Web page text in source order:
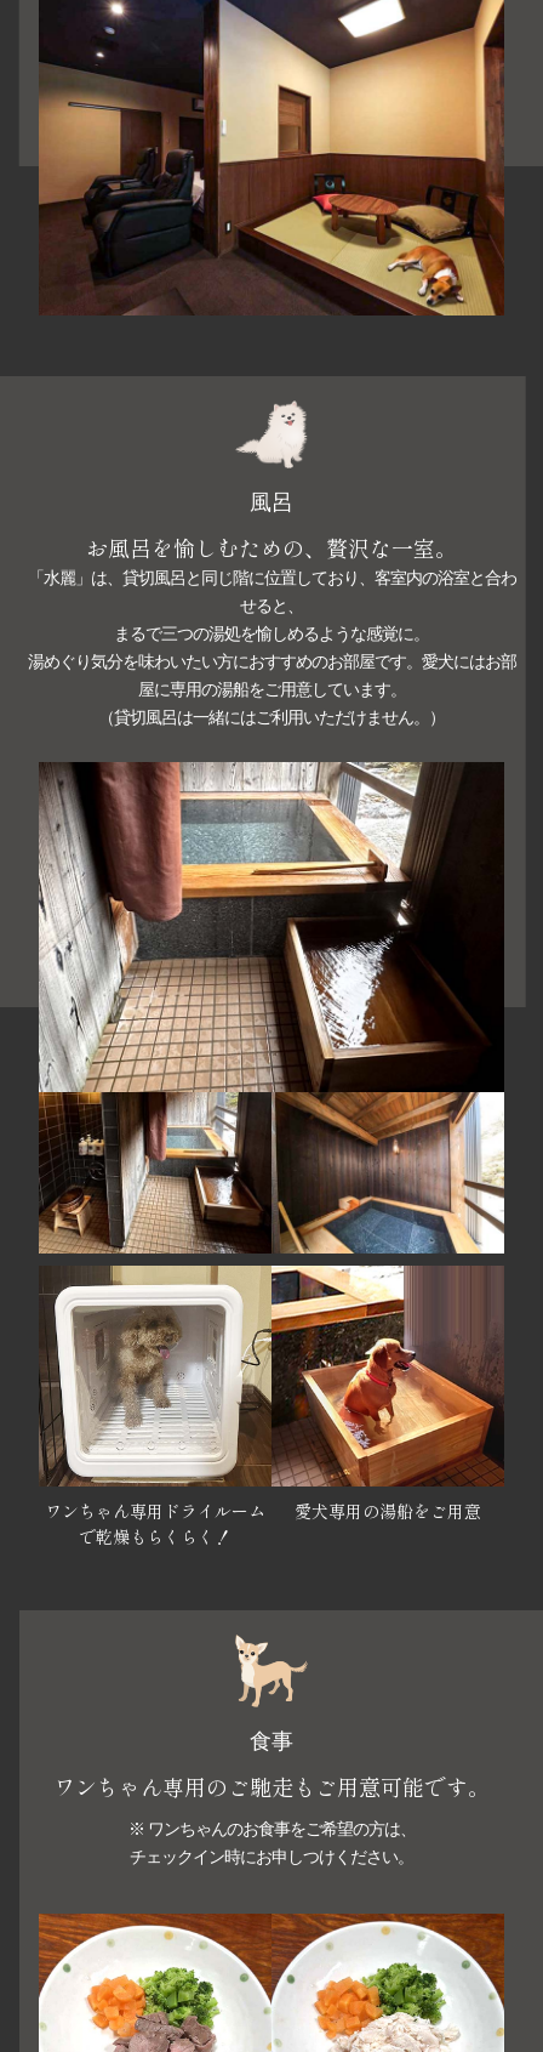
風呂
お風呂を愉しむための、贅沢な一室。
「水麗」は、貸切風呂と同じ階に位置しており、客室内の浴室と合わ
せると、
まるで三つの湯処を愉しめるような感覚に。
湯めぐり気分を味わいたい方におすすめのお部屋です。愛犬にはお部
屋に専用の湯船をご用意しています。
（貸切風呂は一緒にはご利用いただけません。）
愛犬専用の湯船をご用意
ワンちゃん専用ドライルーム
で乾燥もらくらく！
食事
ワンちゃん専用のご馳走もご用意可能です。
※ ワンちゃんのお食事をご希望の方は、
チェックイン時にお申しつけください。